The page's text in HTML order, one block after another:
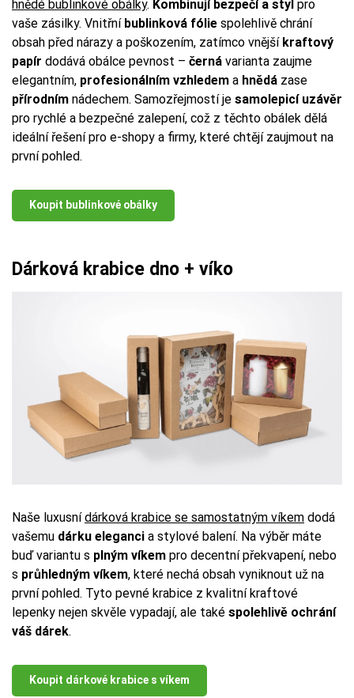
hnědé bublinkové obálky. Kombinují bezpečí a styl pro
vaše zásilky. Vnitřní bublinková fólie spolehlivě chrání
obsah před nárazy a poškozením, zatímco vnější kraftový
papír dodává obálce pevnost – černá varianta zaujme
elegantním, profesionálním vzhledem a hnědá zase
přírodním nádechem. Samozřejmostí je samolepicí uzávěr
pro rychlé a bezpečné zalepení, což z těchto obálek dělá
ideální řešení pro e-shopy a firmy, které chtějí zaujmout na
první pohled.
Koupit bublinkové obálky
Dárková krabice dno + víko
Naše luxusnídárková krabice se samostatným víkem dodá
vašemu dárku eleganci a stylové balení. Na výběr máte
buď variantu s plným víkem pro decentní překvapení, nebo
s průhledným víkem, které nechá obsah vyniknout už na
první pohled. Tyto pevné krabice z kvalitní kraftové
lepenky nejen skvěle vypadají, ale také spolehlivě ochrání
váš dárek.
Koupit dárkové krabice s víkem